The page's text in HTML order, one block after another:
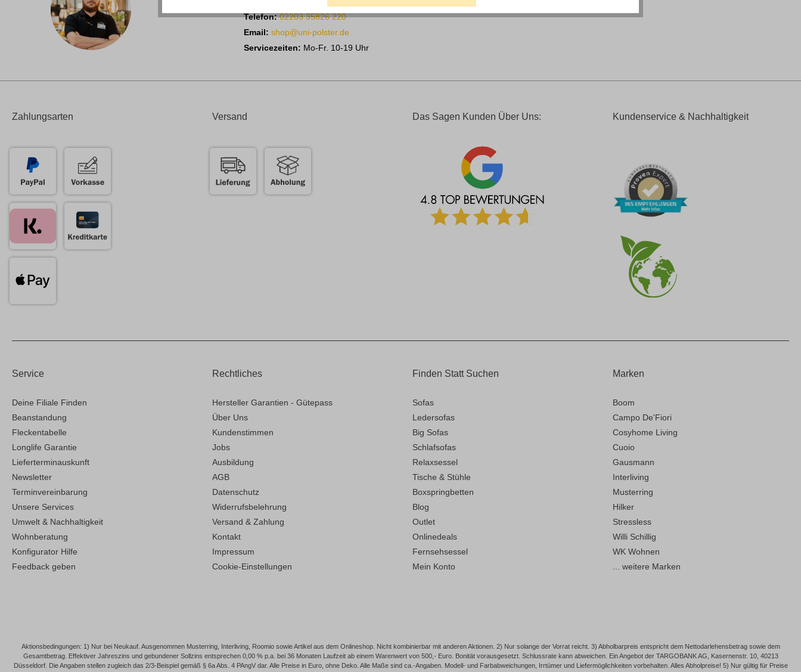
Telefon:02203 35826 220
Email:shop@uni-polster.de
Servicezeiten: Mo-Fr. 10-19 Uhr
Zahlungsarten Versand Das Sagen Kunden Über Uns: Kundenservice & Nachhaltigkeit
Service
Deine Filiale Finden
Beanstandung
Fleckentabelle
Longlife Garantie
Lieferterminauskunft
Newsletter
Terminvereinbarung
Unsere Services
Umwelt & Nachhaltigkeit
Wohnberatung
Konfigurator Hilfe
Feedback geben
Rechtliches
Hersteller Garantien - Gütepass
Über Uns
Kundenstimmen
Jobs
Ausbildung
AGB
Datenschutz
Widerrufsbelehrung
Versand & Zahlung
Kontakt
Impressum
Cookie-Einstellungen
Finden Statt Suchen
Sofas
Ledersofas
Big Sofas
Schlafsofas
Relaxsessel
Tische & Stühle
Boxspringbetten
Blog
Outlet
Onlinedeals
Fernsehsessel
Mein Konto
Marken
Boom
Campo De'Fiori
Cosyhome Living
Cuoio
Gausmann
Interliving
Musterring
Hilker
Stressless
Willi Schillig
WK Wohnen
... weitere Marken
Aktionsbedingungen: 1) Nur bei Neukauf. Ausgenommen Musterring, Interliving, Roomio sowie Artikel aus dem Onlineshop. Nicht kombinierbar mit anderen Aktionen. 2) Nur solange der Vorrat reicht. 3) Abholbarpreis entspricht dem Nettodarlehensbetrag sowie dem
Gesamtbetrag. Effektiver Jahreszins und gebundener Sollzins entsprechen 0,00 % p.a. bei 36 Monaten Laufzeit ab einem Warenwert von 500,- Euro. Bonität vorausgesetzt. Schlussrate kann abweichen. Ein Angebot der TARGOBANK AG, Kasernenstr. 10, 40213
Düsseldorf. Die Angaben stellen zugleich das 2/3-Beispiel gemäß § 6a Abs. 4 PAngV dar. Alle Preise in Euro, ohne Deko. Alle Maße sind ca.-Angaben. Modell- und Farbabweichungen, Irrtümer und Liefermöglichkeiten vorbehalten. Alles Abholpreise! 5) Nur gültig für Preise